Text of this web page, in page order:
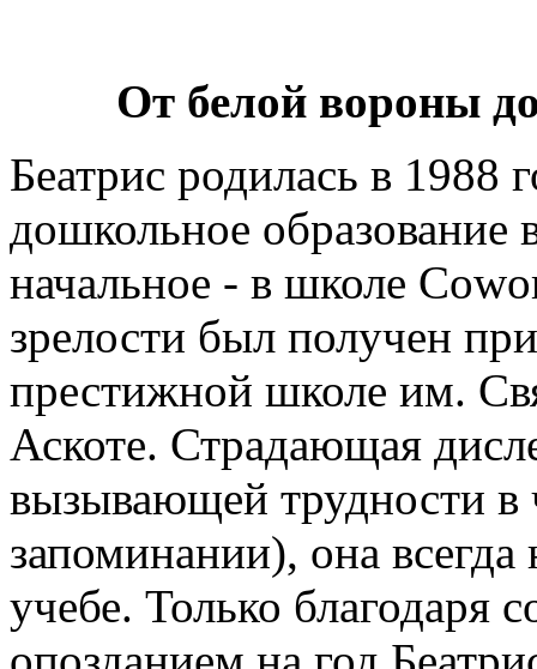
От белой вороны
Беатрис родилась в 1988
дошкольное образование
начальное - в школе
зрелости был получен
престижной школе им.
Аскоте. Страдающая
вызывающей трудности в
запоминании), она всегда
учебе. Только благодаря